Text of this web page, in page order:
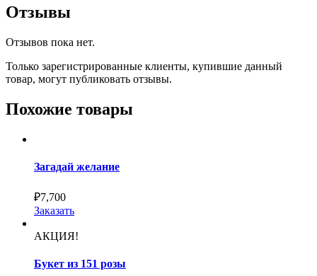
Отзывы
Отзывов пока нет.
Только зарегистрированные клиенты, купившие данный
товар, могут публиковать отзывы.
Похожие товары
Загадай желание
₽7,700
Заказать
АКЦИЯ!
Букет из 151 розы